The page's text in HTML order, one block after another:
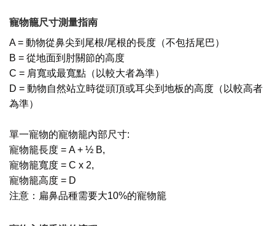
寵物籠尺寸測量指南
A = 動物從鼻尖到尾根/尾根的長度（不包括尾巴）
B = 從地面到肘關節的高度
C = 肩寬或最寬點（以較大者為準）
D = 動物自然站立時從頭頂或耳尖到地板的高度（以較高者
為準）
單一寵物的寵物籠內部尺寸:
寵物籠長度 = A + ½ B,
寵物籠寬度 = C x 2,
寵物籠高度 = D
注意：扁鼻品種需要大10%的寵物籠